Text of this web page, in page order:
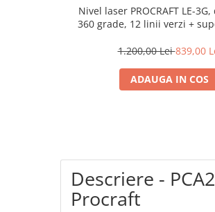
Motoare electrice
Motoare termice
Scule si Unelte Electrice
Echipamente de lucru
Nivel laser PROCRAFT LE-
360 grade, 12 linii verzi +
1.200,00 Lei839,00
ADAUGA IN COS
Descriere -
Procraft